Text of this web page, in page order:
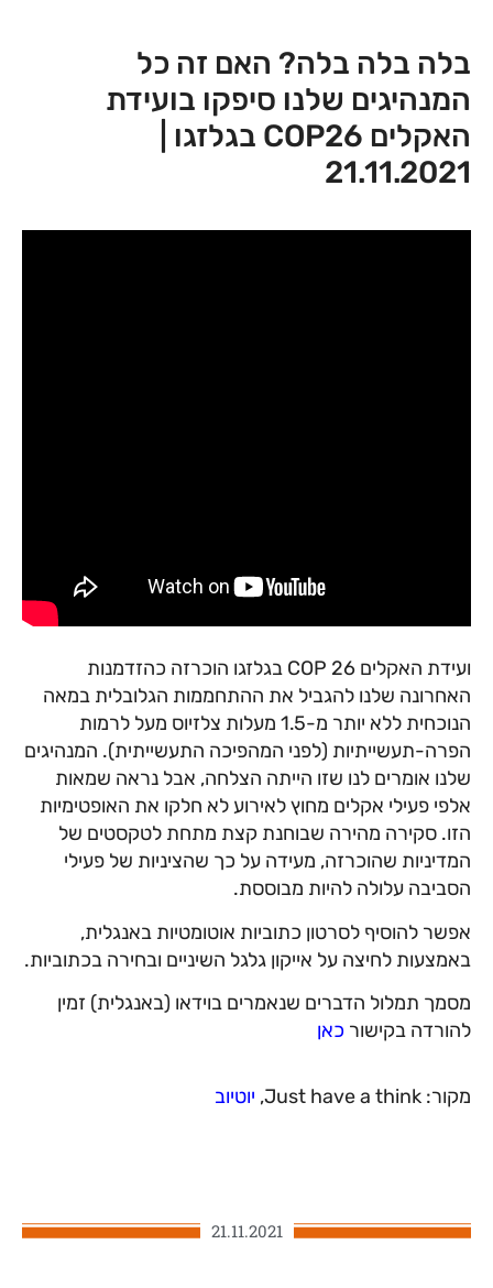
בלה בלה בלה? האם זה כל
המנהיגים שלנו סיפקו בועידת
האקלים COP26 בגלזגו |
21.11.2021
ועידת האקלים COP 26 בגלזגו הוכרזה כהזדמנות
האחרונה שלנו להגביל את ההתחממות הגלובלית במאה
הנוכחית ללא יותר מ-1.5 מעלות צלזיוס מעל לרמות
הפרה-תעשייתיות (לפני המהפיכה התעשייתית). המנהיגים
שלנו אומרים לנו שזו הייתה הצלחה, אבל נראה שמאות
אלפי פעילי אקלים מחוץ לאירוע לא חלקו את האופטימיות
הזו. סקירה מהירה שבוחנת קצת מתחת לטקסטים של
המדיניות שהוכרזה, מעידה על כך שהציניות של פעילי
הסביבה עלולה להיות מבוססת.
אפשר להוסיף לסרטון כתוביות אוטומטיות באנגלית,
באמצעות לחיצה על אייקון גלגל השיניים ובחירה בכתוביות.
מסמך תמלול הדברים שנאמרים בוידאו (באנגלית) זמין
להורדה בקישור כאן
מקור: Just have a think, יוטיוב
21.11.2021